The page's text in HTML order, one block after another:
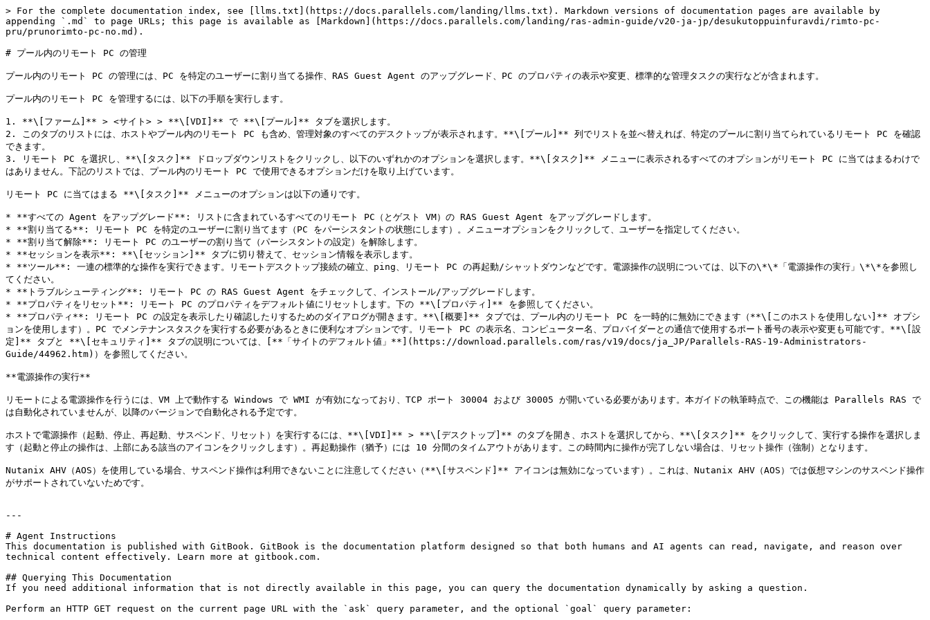
> For the complete documentation index, see [llms.txt](https://docs.parallels.com/landing/llms.txt). Markdown versions of documentation pages are available by
appending `.md` to page URLs; this page is available as [Markdown](https://docs.parallels.com/landing/ras-admin-guide/v20-ja-jp/desukutoppuinfuravdi/rimto-pc-
pru/prunorimto-pc-no.md).
# プール内のリモート PC の管理
プール内のリモート PC の管理には、PC を特定のユーザーに割り当てる操作、RAS Guest Agent のアップグレード、PC のプロパティの表示や変更、標準的な管理タスクの実行などが含まれます。
プール内のリモート PC を管理するには、以下の手順を実行します。
1. **\[ファーム]** > <サイト> > **\[VDI]** で **\[プール]** タブを選択します。
2. このタブのリストには、ホストやプール内のリモート PC も含め、管理対象のすべてのデスクトップが表示されます。**\[プール]** 列でリストを並べ替えれば、特定のプールに割り当てられているリモート PC を確認
できます。
3. リモート PC を選択し、**\[タスク]** ドロップダウンリストをクリックし、以下のいずれかのオプションを選択します。**\[タスク]** メニューに表示されるすべてのオプションがリモート PC に当てはまるわけで
はありません。下記のリストでは、プール内のリモート PC で使用できるオプションだけを取り上げています。
リモート PC に当てはまる **\[タスク]** メニューのオプションは以下の通りです。
* **すべての Agent をアップグレード**: リストに含まれているすべてのリモート PC（とゲスト VM）の RAS Guest Agent をアップグレードします。
* **割り当てる**: リモート PC を特定のユーザーに割り当てます（PC をパーシスタントの状態にします）。メニューオプションをクリックして、ユーザーを指定してください。
* **割り当て解除**: リモート PC のユーザーの割り当て（パーシスタントの設定）を解除します。
* **セッションを表示**: **\[セッション]** タブに切り替えて、セッション情報を表示します。
* **ツール**: 一連の標準的な操作を実行できます。リモートデスクトップ接続の確立、ping、リモート PC の再起動/シャットダウンなどです。電源操作の説明については、以下の\*\*「電源操作の実行」\*\*を参照し
てください。
* **トラブルシューティング**: リモート PC の RAS Guest Agent をチェックして、インストール/アップグレードします。
* **プロパティをリセット**: リモート PC のプロパティをデフォルト値にリセットします。下の **\[プロパティ]** を参照してください。
* **プロパティ**: リモート PC の設定を表示したり確認したりするためのダイアログが開きます。**\[概要]** タブでは、プール内のリモート PC を一時的に無効にできます（**\[このホストを使用しない]** オプシ
ョンを使用します）。PC でメンテナンスタスクを実行する必要があるときに便利なオプションです。リモート PC の表示名、コンピューター名、プロバイダーとの通信で使用するポート番号の表示や変更も可能です。**\[設
定]** タブと **\[セキュリティ]** タブの説明については、[**「サイトのデフォルト値」**](https://download.parallels.com/ras/v19/docs/ja_JP/Parallels-RAS-19-Administrators-
Guide/44962.htm)）を参照してください。
**電源操作の実行**
リモートによる電源操作を行うには、VM 上で動作する Windows で WMI が有効になっており、TCP ポート 30004 および 30005 が開いている必要があります。本ガイドの執筆時点で、この機能は Parallels RAS で
は自動化されていませんが、以降のバージョンで自動化される予定です。
ホストで電源操作（起動、停止、再起動、サスペンド、リセット）を実行するには、**\[VDI]** > **\[デスクトップ]** のタブを開き、ホストを選択してから、**\[タスク]** をクリックして、実行する操作を選択しま
す（起動と停止の操作は、上部にある該当のアイコンをクリックします）。再起動操作（猶予）には 10 分間のタイムアウトがあります。この時間内に操作が完了しない場合は、リセット操作（強制）となります。
Nutanix AHV（AOS）を使用している場合、サスペンド操作は利用できないことに注意してください（**\[サスペンド]** アイコンは無効になっています）。これは、Nutanix AHV（AOS）では仮想マシンのサスペンド操作
がサポートされていないためです。
---
# Agent Instructions
This documentation is published with GitBook. GitBook is the documentation platform designed so that both humans and AI agents can read, navigate, and reason over
technical content effectively. Learn more at gitbook.com.
## Querying This Documentation
If you need additional information that is not directly available in this page, you can query the documentation dynamically by asking a question.
Perform an HTTP GET request on the current page URL with the `ask` query parameter, and the optional `goal` query parameter: